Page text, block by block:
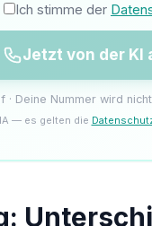
Ich stimme der
Jetzt von der KI
· Deine Nummer wird
— es gelten die